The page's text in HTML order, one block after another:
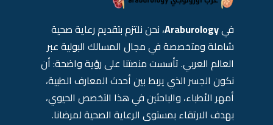
فيAraburology، نحن نلتزم بتقديم رعاية صحية
شاملة ومتخصصة في مجال المسالك البولية عبر
العالم العربي. تأسست منصتنا على رؤية واضحة: أن
نكون الجسر الذي يربط بين أحدث المعارف الطبية،
أمهر الأطباء، والباحثين في هذا التخصص الحيوي،
بهدف الارتقاء بمستوى الرعاية الصحية لمرضانا.